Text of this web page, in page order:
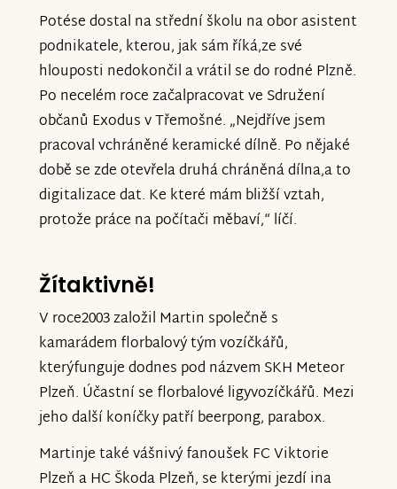
Potése dostal na střední školu na obor asistent
podnikatele, kterou, jak sám říká,ze své
hlouposti nedokončil a vrátil se do rodné Plzně.
Po necelém roce začalpracovat ve Sdružení
občanů Exodus v Třemošné. „Nejdříve jsem
pracoval vchráněné keramické dílně. Po nějaké
době se zde otevřela druhá chráněná dílna,a to
digitalizace dat. Ke které mám bližší vztah,
protože práce na počítači měbaví,“ líčí.
Žítaktivně!
V roce2003 založil Martin společně s
kamarádem florbalový tým vozíčkářů,
kterýfunguje dodnes pod názvem SKH Meteor
Plzeň. Účastní se florbalové ligyvozíčkářů. Mezi
jeho další koníčky patří beerpong, parabox.
Martinje také vášnivý fanoušek FC Viktorie
Plzeň a HC Škoda Plzeň, se kterými jezdí ina